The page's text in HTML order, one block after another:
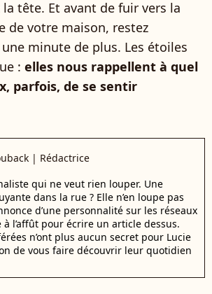
la tête. Et avant de fuir vers la
de votre maison, restez
minute de plus. Les étoiles
: elles nous rappellent à quel
parfois, de se sentir
| Rédactrice
qui ne veut rien louper. Une
dans la rue ? Elle n’en loupe pas
d’une personnalité sur les réseaux
à l’affût pour écrire un article dessus.
n’ont plus aucun secret pour Lucie
de vous faire découvrir leur quotidien